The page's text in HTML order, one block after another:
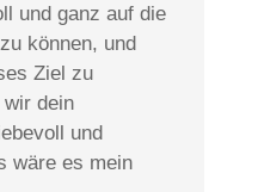
und ganz auf die
können, und
Ziel zu
wir dein
und
wäre es mein